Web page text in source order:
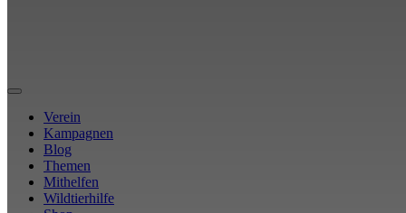
Verein
Kampagnen
Blog
Themen
Mithelfen
Wildtierhilfe